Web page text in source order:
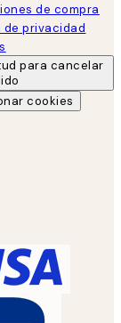
de compra
de privacidad
para cancelar
cookies